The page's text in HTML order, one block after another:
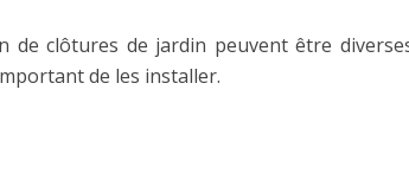
de clôtures de jardin peuvent être
de les installer.